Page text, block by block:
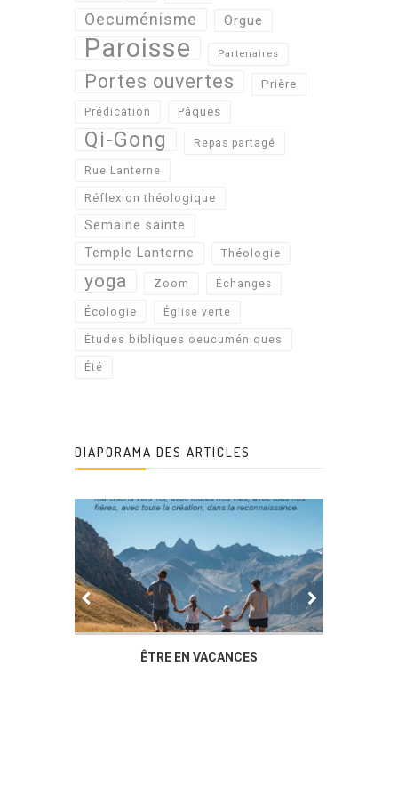
Oecuménisme Orgue
Paroisse Partenaires
Portes ouvertes Prière
Prédication Pâques
Qi-Gong Repas partagé
Rue Lanterne
Réflexion théologique
Semaine sainte
Temple Lanterne
Théologie
yoga Zoom Échanges
Écologie Église verte
Études bibliques oeucuméniques
Été
DIAPORAMA DES ARTICLES
ÊTRE EN VACANCES